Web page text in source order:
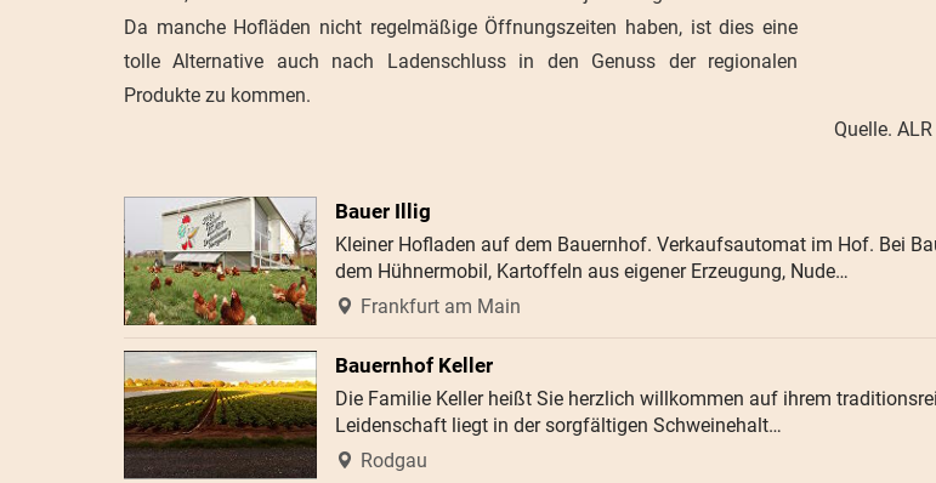
Da manche Hofläden nicht regelmäßige Öffnungszeiten haben, ist dies eine
tolle Alternative auch nach Ladenschluss in den Genuss der regionalen
Produkte zu kommen.
Quelle. ALR
Bauer Illig
Kleiner Hofladen auf dem Bauernhof. Verkaufsautomat im Hof. Bei
dem Hühnermobil, Kartoffeln aus eigener Erzeugung, Nude…
Frankfurt am Main
Bauernhof Keller
Die Familie Keller heißt Sie herzlich willkommen auf ihrem
Leidenschaft liegt in der sorgfältigen Schweinehalt…
Rodgau